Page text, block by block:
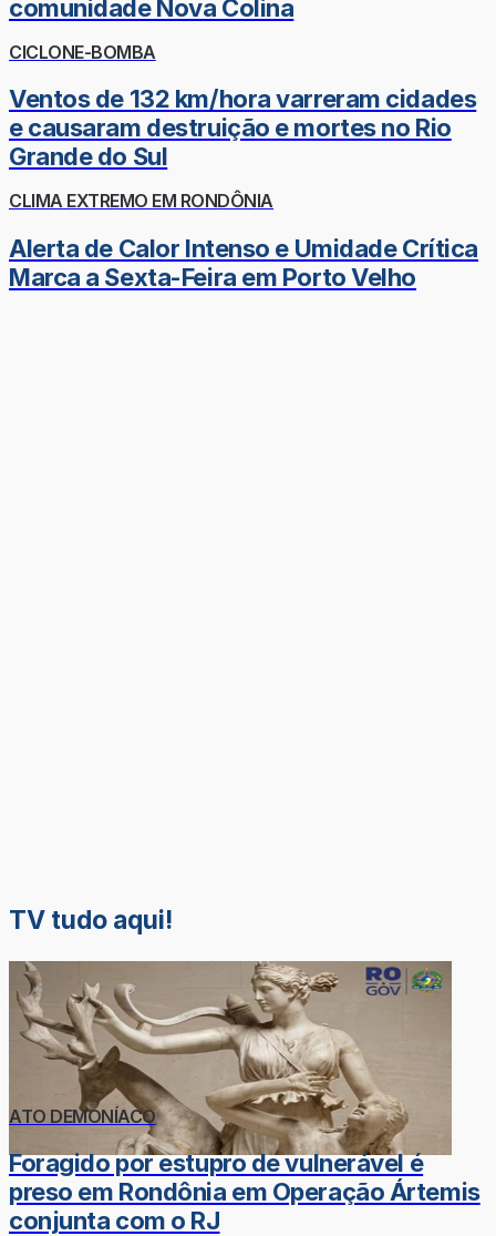
comunidade Nova Colina
CICLONE-BOMBA
Ventos de 132 km/hora varreram cidades
e causaram destruição e mortes no Rio
Grande do Sul
CLIMA EXTREMO EM RONDÔNIA
Alerta de Calor Intenso e Umidade Crítica
Marca a Sexta-Feira em Porto Velho
TV tudo aqui!
ATO DEMONÍACO
Foragido por estupro de vulnerável é
preso em Rondônia em Operação Ártemis
conjunta com o RJ